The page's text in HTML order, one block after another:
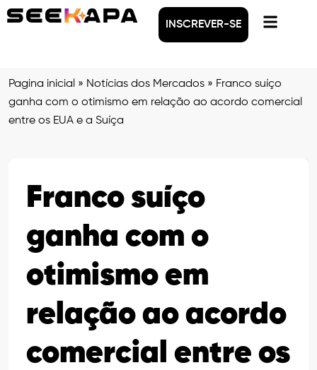
INSCREVER-SE
Pagina inicial » Notícias dos Mercados » Franco suíço
ganha com o otimismo em relação ao acordo comercial
entre os EUA e a Suíça
Franco suíço
ganha com o
otimismo em
relação ao acordo
comercial entre os